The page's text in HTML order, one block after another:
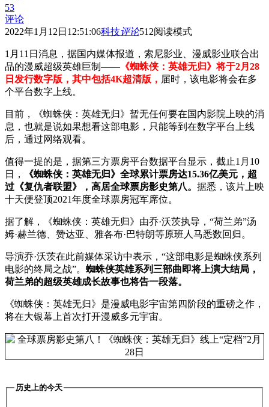
53
评论
2022年1月12日12:51:06科技评论512阅读模式
1月11日消息，据国内媒体报道，索尼影业、漫威影业联合出
品的漫威超级英雄巨制—— 《蜘蛛侠：英雄无归》将于2月28
日发行数字版，其中包括4K超清版， 届时，该电影将会在多
个平台数字上线。
目前，《蜘蛛侠：英雄无归》暂无任何要在国内影院上映的消
息，也就是说如果想看这部电影，只能等到在数字平台上线
后，通过网络观看。
值得一提的是，据第三方票房平台数据平台显示，截止1月10
日，
《蜘蛛侠：英雄无归》全球累计票房达15.36亿美元，超
过《复仇者联盟》，高居全球票房影史第八。 据悉，该片上映
十天便登顶2021年度全球票房冠军席位。
据了解，《蜘蛛侠：英雄无归》由乔·沃茨执导，“荷兰弟”汤
姆·赫兰德、赞达亚、雅各布·巴特朗等原班人马悉数回归。
导演乔·沃茨在此前媒体采访中表示，“这部电影是蜘蛛侠系列
电影的终局之战”。 蜘蛛侠英雄系列三部曲即将上演大结局，
荷兰弟的超级英雄成长故事也将告一段落。
《蜘蛛侠：英雄无归》是漫威电影宇宙第四阶段的重磅之作，
将在大银幕上首次打开漫威多元宇宙。
历史上的今天